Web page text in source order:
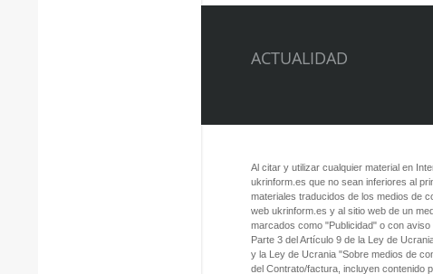
ACTUALIDAD
Al citar y utilizar cualquier material en
ukrinform.es que no sean inferiores al
materiales traducidos de los medios de
web ukrinform.es y al sitio web de un
marcados como "Publicidad" o con
Parte 3 del Artículo 9 de la Ley de
y la Ley de Ucrania "Sobre medios de
del Contrato/factura, incluyen contenido